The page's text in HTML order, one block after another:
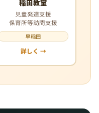
稲田教室
児童発達支援
保育所等訪問支援
早稲田
詳しく →